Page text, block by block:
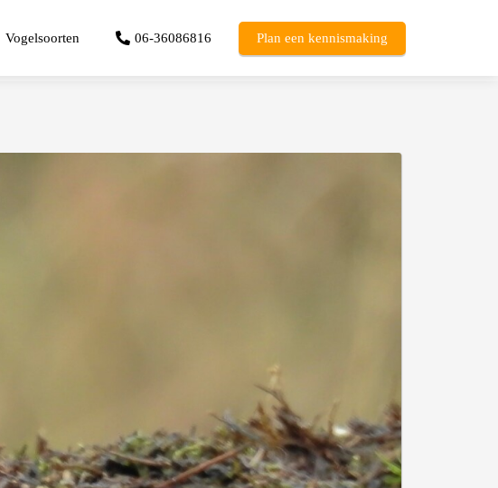
Vogelsoorten 06-36086816 Plan een kennismaking